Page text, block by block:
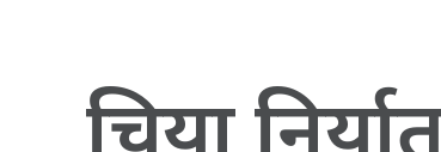
चिया